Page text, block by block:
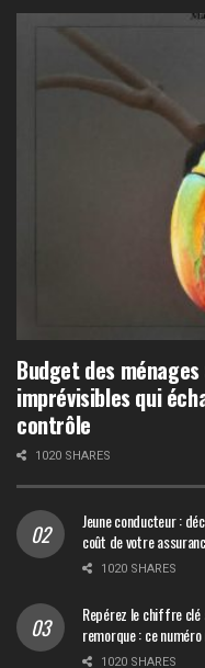
Budget des
imprévisibles qui
contrôle
1020 SHARES
Jeune conducteur :
coût de votre
1020 SHARES
Repérez le chiffre clé
remorque : ce
1020 SHARES